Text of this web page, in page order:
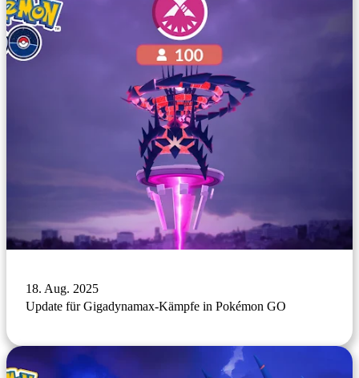
18. Aug. 2025
Update für Gigadynamax-Kämpfe in Pokémon GO